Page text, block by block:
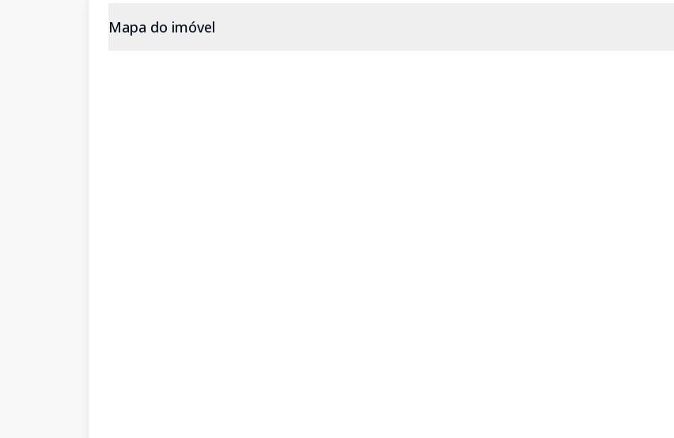
Mapa do imóvel